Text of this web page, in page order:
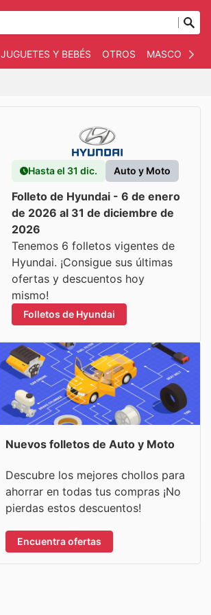
JUGUETES Y BEBÉS OTROS MASCOTAS
Hasta el 31 dic. Auto y Moto
Folleto de Hyundai - 6 de enero
de 2026 al 31 de diciembre de
2026
Tenemos 6 folletos vigentes de
Hyundai. ¡Consigue sus últimas
ofertas y descuentos hoy
mismo!
Folletos de Hyundai
Nuevos folletos de Auto y Moto
Descubre los mejores chollos para
ahorrar en todas tus compras ¡No
pierdas estos descuentos!
Encuentra ofertas